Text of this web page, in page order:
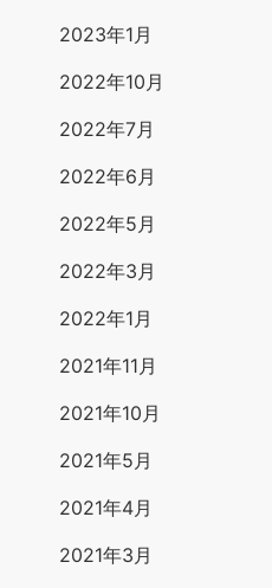
2023年1月
2022年10月
2022年7月
2022年6月
2022年5月
2022年3月
2022年1月
2021年11月
2021年10月
2021年5月
2021年4月
2021年3月